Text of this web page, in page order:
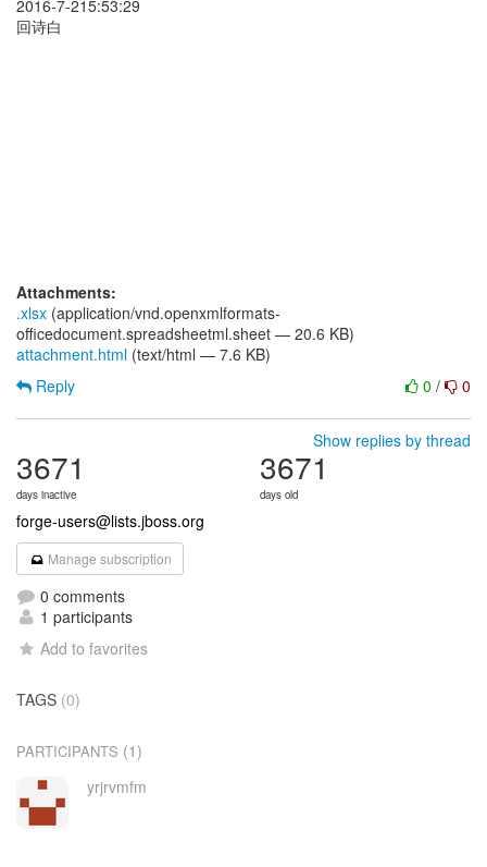
2016-7-215:53:29
回诗白
Attachments:
.xlsx (application/vnd.openxmlformats-
officedocument.spreadsheetml.sheet — 20.6 KB)
attachment.html (text/html — 7.6 KB)
0 / 0
Reply
Show replies by thread
3671
days inactive
3671
days old
forge-users@lists.jboss.org
Manage subscription
0 comments
1 participants
Add to favorites
TAGS (0)
PARTICIPANTS (1)
yrjrvmfm